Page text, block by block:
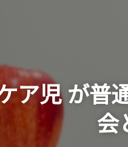
ア児 が普
会